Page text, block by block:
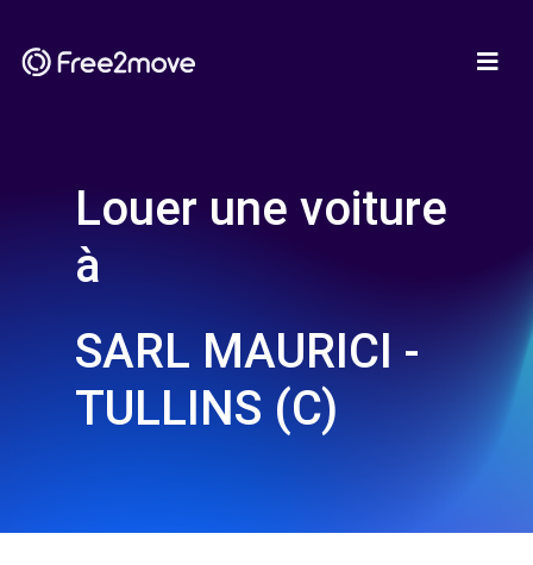
Louer une voiture
à
SARL MAURICI -
TULLINS (C)